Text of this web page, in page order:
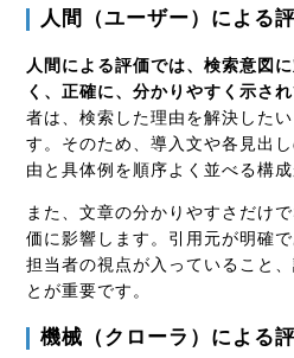
人間（ユーザー）による
人間による評価では、検索意図
く、正確に、分かりやすく示さ
者は、検索した理由を解決した
す。そのため、導入文や各見出
由と具体例を順序よく並べる構成
また、文章の分かりやすさだけ
価に影響します。引用元が明確
担当者の視点が入っていること
とが重要です。
機械（クローラ）による